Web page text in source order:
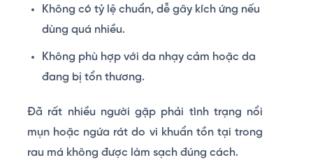
Không có tỷ lệ chuẩn, dễ gây kích ứng nếu
dùng quá nhiều.
Không phù hợp với da nhạy cảm hoặc da
đang bị tổn thương.
Đã rất nhiều người gặp phải tình trạng nổi
mụn hoặc ngứa rát do vi khuẩn tồn tại trong
rau má không được làm sạch đúng cách.